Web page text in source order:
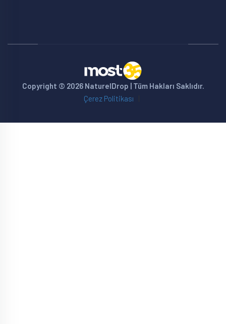
Copyright © 2026 NaturelDrop | Tüm Hakları Saklıdır.
Çerez Politikası